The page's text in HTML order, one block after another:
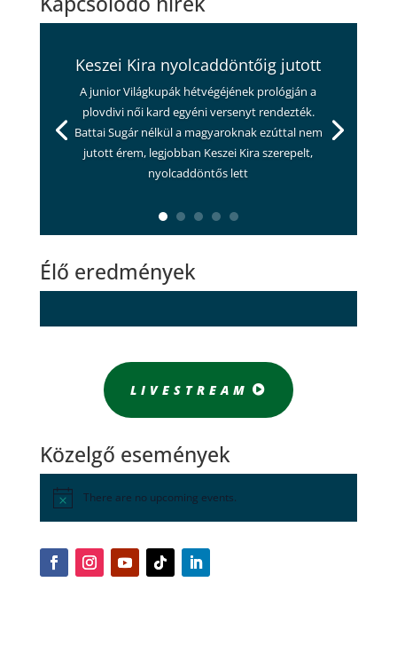
Keszei Kira nyolcaddöntőig jutott
A junior Világkupák hétvégéjének prológján a
plovdivi női kard egyéni versenyt rendezték.
Battai Sugár nélkül a magyaroknak ezúttal nem
jutott érem, legjobban Keszei Kira szerepelt,
nyolcaddöntős lett
Élő eredmények
LIVESTREAM
Közelgő események
There are no upcoming events.